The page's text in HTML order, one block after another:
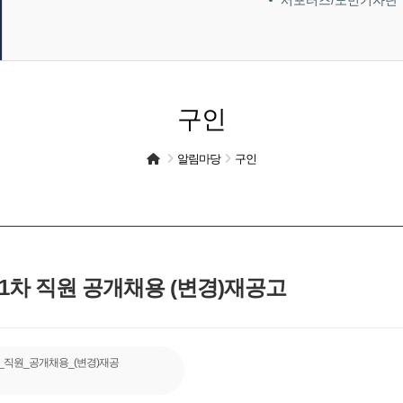
구인
알림마당 구인
직원 공개채용 (변경)재공고
원_공개채용_(변경)재공